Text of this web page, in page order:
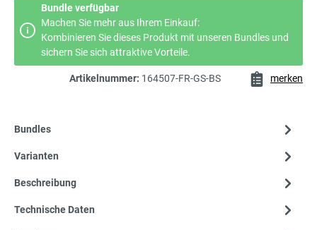
Bundle verfügbar
Machen Sie mehr aus Ihrem Einkauf:
Kombinieren Sie dieses Produkt mit unseren Bundles und
sichern Sie sich attraktive Vorteile.
Artikelnummer: 164507-FR-GS-BS merken
Bundles
Varianten
Beschreibung
Technische Daten